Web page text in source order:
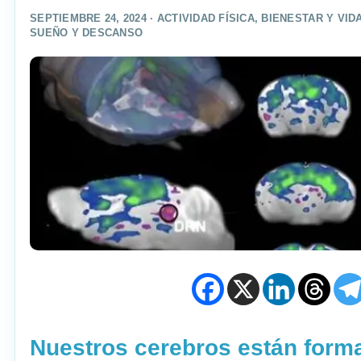
SEPTIEMBRE 24, 2024 · ACTIVIDAD FÍSICA, BIENESTAR Y
SUEÑO Y DESCANSO
Nuestros cerebros están